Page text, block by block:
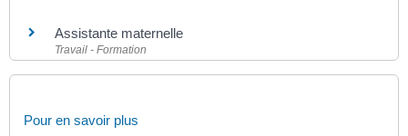
Assistante maternelle
Travail - Formation
Pour en savoir plus